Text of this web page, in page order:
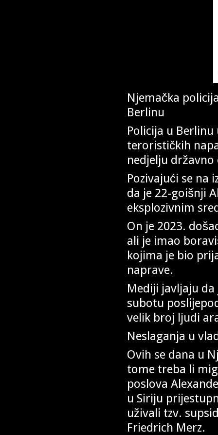
Njemačka
Berlinu
Policija u
terorističkih
nedjelju
Pozivajući se na
da je 22-goišnji
eksplozivnim
On je 2023.
ali je imao
kojima je bio
naprave.
Mediji javljaju
subotu
velik broj ljudi
Neslaganja u
Ovih se dana u
tome treba li
poslova
u Siriju
uživali tzv.
Friedrich Merz.